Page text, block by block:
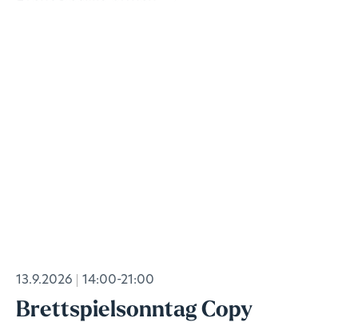
13.9.2026 14:00-21:00
Brettspielsonntag Copy